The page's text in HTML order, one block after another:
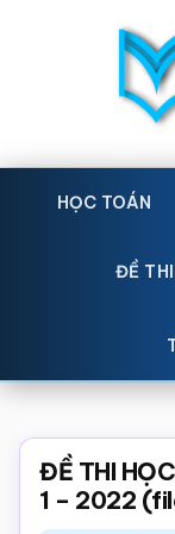
Sách
Toán
toán
Học
toán,
giáo
Toán,
trắc
HỌC TOÁN
ĐỀ THI
ĐỀ THI
1 – 2022